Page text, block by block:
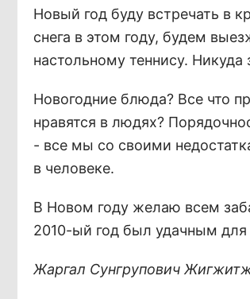
Новый год буду встречать в
снега в этом году, будем
настольному теннису.
Новогодние блюда? Все что
нравятся в людях?
- все мы со своими
в человеке.
В Новом году желаю всем
2010-ый год был удачным
Жаргал Сунгрупович